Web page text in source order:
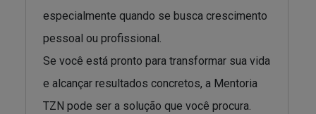
especialmente quando se busca crescimento
pessoal ou profissional.
Se você está pronto para transformar sua vida
e alcançar resultados concretos, a Mentoria
TZN pode ser a solução que você procura.